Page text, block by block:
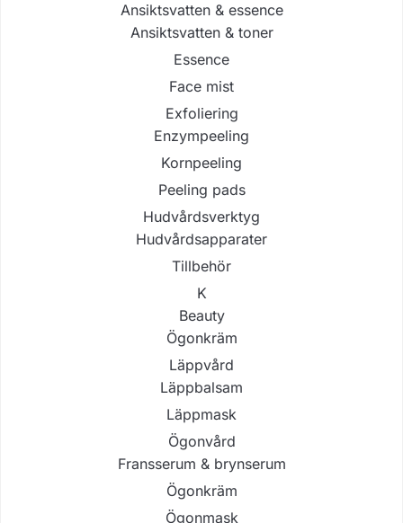
Ansiktsvatten & essence
Ansiktsvatten & toner
Essence
Face mist
Exfoliering
Enzympeeling
Kornpeeling
Peeling pads
Hudvårdsverktyg
Hudvårdsapparater
Tillbehör
K
Beauty
Ögonkräm
Läppvård
Läppbalsam
Läppmask
Ögonvård
Fransserum & brynserum
Ögonkräm
Ögonmask